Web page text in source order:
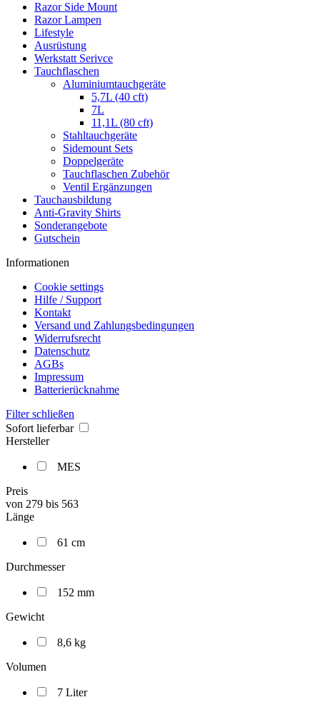
Razor Side Mount
Razor Lampen
Lifestyle
Ausrüstung
Werkstatt Serivce
Tauchflaschen
Aluminiumtauchgeräte
5,7L (40 cft)
7L
11,1L (80 cft)
Stahltauchgeräte
Sidemount Sets
Doppelgeräte
Tauchflaschen Zubehör
Ventil Ergänzungen
Tauchausbildung
Anti-Gravity Shirts
Sonderangebote
Gutschein
Informationen
Cookie settings
Hilfe / Support
Kontakt
Versand und Zahlungsbedingungen
Widerrufsrecht
Datenschutz
AGBs
Impressum
Batterierücknahme
Filter schließen
Sofort lieferbar
Hersteller
MES
Preis
von 279 bis 563
Länge
61 cm
Durchmesser
152 mm
Gewicht
8,6 kg
Volumen
7 Liter